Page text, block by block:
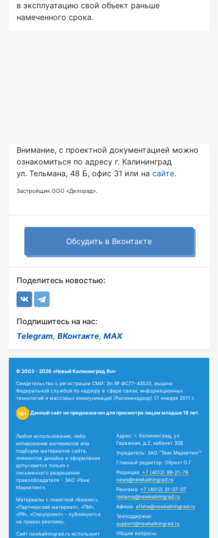
в эксплуатацию свой объект раньше
намеченного срока.
Внимание, с проектной документацией можно
ознакомиться по адресу г. Калининград
ул. Тельмана, 48 Б, офис 31 или на сайте.
Застройщик ООО «Делорад».
Обсудить в Вконтакте
Поделитесь новостью:
Подпишитесь на нас:
Telegram, ВКонтакте, MAX
© 2003 - 2026 «Новый Калининград.Ru»
Свидетельство о регистрации СМИ: Эл № ФС77-43520, выдано
Федеральной службой по надзору в сфере связи, информационных
технологий и массовых коммуникаций (Роскомнадзор) 17 января 2011 г.
18+ Данный сайт не предназначен для просмотра лицам младше 18 лет.
Любое использование, либо
копирование материалов или
подборки материалов сайта,
элементов дизайна и оформления
допускается только с
письменного разрешения
правообладателя - ЗАО «Твик
Маркетинг».
Материалы с пометкой «Бизнес»,
«Партнерский материал», «ПМ»,
«PR», «Спецпроект» - публикуются
на правах рекламы.
Сайт newkaliningrad.ru использует
Адрес: г. Калининград, ул.
Гаражная, д.2, кабинет 308
Учредитель: ЗАО "Твик Маркетинг"
Главный редактор: Обрехт О.Г.
Редакция: +7 (4012) 99-21-76
news@newkaliningrad.ru
Реклама: +7 (4012) 31-07-07
reklama@newkaliningrad.ru
Афиша: afisha@newkaliningrad.ru
Техподдержка:
support@newkaliningrad.ru
Общие вопросы: